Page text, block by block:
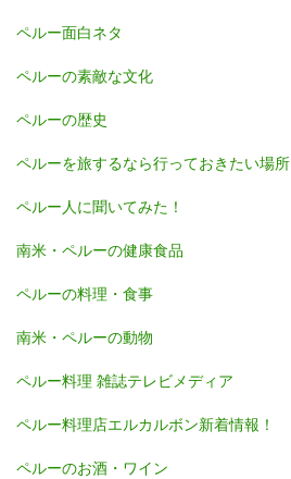
ペルー面白ネタ
ペルーの素敵な文化
ペルーの歴史
ペルーを旅するなら行っておきたい場所
ペルー人に聞いてみた！
南米・ペルーの健康食品
ペルーの料理・食事
南米・ペルーの動物
ペルー料理 雑誌テレビメディア
ペルー料理店エルカルボン新着情報！
ペルーのお酒・ワイン